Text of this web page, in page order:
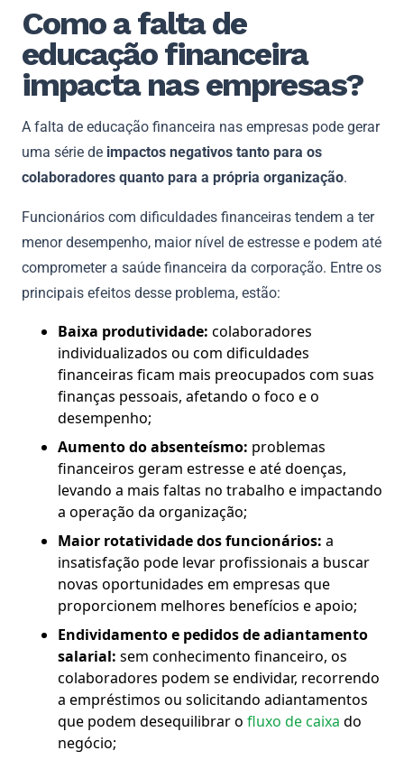
Como a falta de
educação financeira
impacta nas empresas?
A falta de educação financeira nas empresas pode gerar
uma série de impactos negativos tanto para os
colaboradores quanto para a própria organização.
Funcionários com dificuldades financeiras tendem a ter
menor desempenho, maior nível de estresse e podem até
comprometer a saúde financeira da corporação. Entre os
principais efeitos desse problema, estão:
Baixa produtividade: colaboradores
individualizados ou com dificuldades
financeiras ficam mais preocupados com suas
finanças pessoais, afetando o foco e o
desempenho;
Aumento do absenteísmo: problemas
financeiros geram estresse e até doenças,
levando a mais faltas no trabalho e impactando
a operação da organização;
Maior rotatividade dos funcionários: a
insatisfação pode levar profissionais a buscar
novas oportunidades em empresas que
proporcionem melhores benefícios e apoio;
Endividamento e pedidos de adiantamento
salarial: sem conhecimento financeiro, os
colaboradores podem se endividar, recorrendo
a empréstimos ou solicitando adiantamentos
que podem desequilibrar o fluxo de caixa do
negócio;